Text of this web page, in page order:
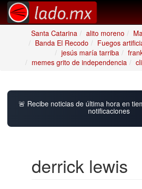
Santa Catarina
alito moreno
Banda El Recodo
Fuegos
jesús maría tarriba
memes grito de independencia
🚨 Recibe noticias de última hora en
notificaciones
derrick lewis